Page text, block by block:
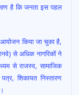
है कि जनता इस पहल
किया जा चुका है,
से अधिक नागरिकों ने
से राजस्व, सामाजिक
शिकायत निस्तारण